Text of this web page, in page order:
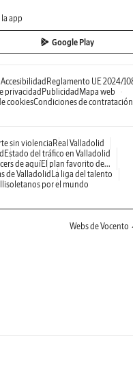
la app
Google Play
Accesibilidad Reglamento UE 2024/
privacidad Publicidad Mapa web
cookiesCondiciones de contratación
sin violenciaReal Valladolid
Estado del tráfico en Valladolid
de aquíEl plan favorito de...
de Valladolid La liga del talento
por el mundo
Webs de Vocento